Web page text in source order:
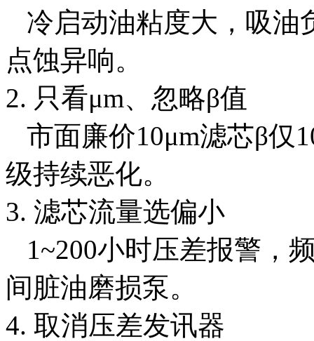
冷启动油粘度大，吸油
点蚀异响。
2. 只看μm、忽略β值
市面廉价10μm滤芯β仅
级持续恶化。
3. 滤芯流量选偏小
1~200小时压差报警，
间脏油磨损泵。
4. 取消压差发讯器